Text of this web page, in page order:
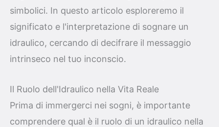
simbolici. In questo articolo esploreremo il
significato e l'interpretazione di sognare un
idraulico, cercando di decifrare il messaggio
intrinseco nel tuo inconscio.
Il Ruolo dell'Idraulico nella Vita Reale
Prima di immergerci nei sogni, è importante
comprendere qual è il ruolo di un idraulico nella